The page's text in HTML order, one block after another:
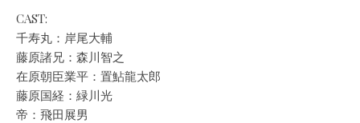
CAST:
千寿丸：岸尾大輔
藤原諸兄：森川智之
在原朝臣業平：置鮎龍太郎
藤原国経：緑川光
帝：飛田展男